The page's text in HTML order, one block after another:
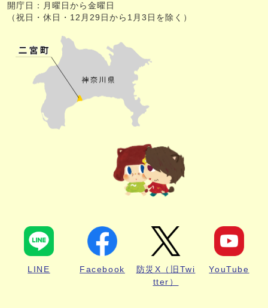
開庁日：月曜日から金曜日
（祝日・休日・12月29日から1月3日を除く）
LINE Facebook
防災X（旧Twi
tter）
YouTube